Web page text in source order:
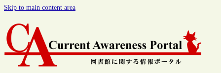
Skip to main content area